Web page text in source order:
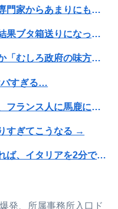
第76回NHK杯２回戦第１局 菅井竜也八段 対 大橋貴洸七段
転校生と仲良くなってその子の家に遊びに行ったら私が小さい頃に撮った写真があった
賀喜遥香 ｢さくちゃんはちいかわ｣ 遠藤さくら ｢かっきーはハチワレ｣【乃木坂46】
【超悲報】明日花キララさん、専門家からあまりにも非情な一言を告げられる
休日BBQ上司「ワイくん！焼肉のタレ買ってきてくれる？」ワイ「！！？」
ｗｗ
【超悲報】明日花キララさん、専門家からあまりにも非情な一言を告げられる
東大卒さん、ヒカルに嫉妬した結果ブタ箱送りになってしまう…
本物のスパイ、政府批判どころか「むしろ政府の味方」を演じて潜伏することが判明
バすぎる…
「シャトレーゼ」とか言う店名、フランス人に馬鹿にされまくる
すぎてこうなる →
トランプ「イランが核兵器を作れば、イタリアを2分で消滅させる」メローニ「核を持っている国で実際に使ったアホはアメリカだけｗ」
【画像】人工肛門の松本人志さん、最新の姿に心配の声殺到…
発、所属事務所入口ド